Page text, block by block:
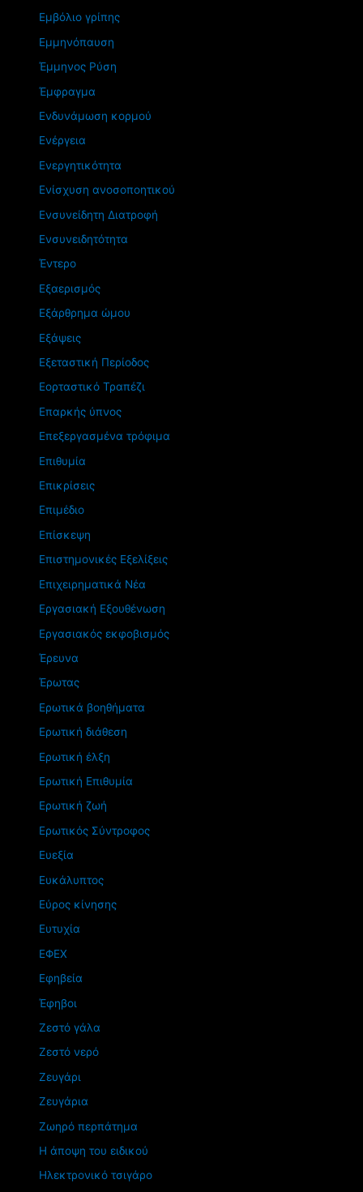
Εμβόλιο γρίπης
Εμμηνόπαυση
Έμμηνος Ρύση
Έμφραγμα
Ενδυνάμωση κορμού
Ενέργεια
Ενεργητικότητα
Ενίσχυση ανοσοποητικού
Ενσυνείδητη Διατροφή
Ενσυνειδητότητα
Έντερο
Εξαερισμός
Εξάρθρημα ώμου
Εξάψεις
Εξεταστική Περίοδος
Εορταστικό Τραπέζι
Επαρκής ύπνος
Επεξεργασμένα τρόφιμα
Επιθυμία
Επικρίσεις
Επιμέδιο
Επίσκεψη
Επιστημονικές Εξελίξεις
Επιχειρηματικά Νέα
Εργασιακή Εξουθένωση
Εργασιακός εκφοβισμός
Έρευνα
Έρωτας
Ερωτικά βοηθήματα
Ερωτική διάθεση
Ερωτική έλξη
Ερωτική Επιθυμία
Ερωτική ζωή
Ερωτικός Σύντροφος
Ευεξία
Ευκάλυπτος
Εύρος κίνησης
Ευτυχία
ΕΦΕΧ
Εφηβεία
Έφηβοι
Ζεστό γάλα
Ζεστό νερό
Ζευγάρι
Ζευγάρια
Ζωηρό περπάτημα
Η άποψη του ειδικού
Ηλεκτρονικό τσιγάρο